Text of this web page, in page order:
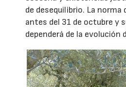
de desequilibrio. La norma
antes del 31 de octubre y
dependerá de la evolución